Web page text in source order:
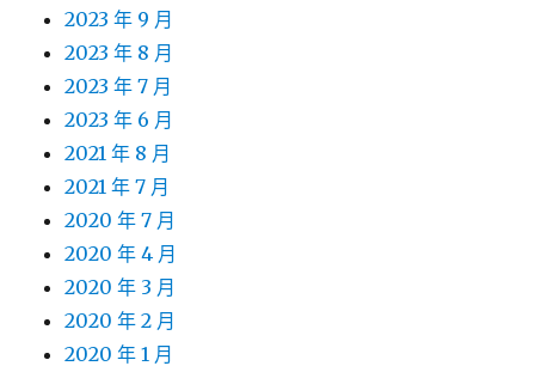
2023 年 9 月
2023 年 8 月
2023 年 7 月
2023 年 6 月
2021 年 8 月
2021 年 7 月
2020 年 7 月
2020 年 4 月
2020 年 3 月
2020 年 2 月
2020 年 1 月